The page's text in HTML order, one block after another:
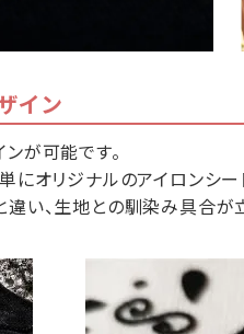
イン
が可能です。
にオリジナルのアイロンシー
違い、生地との馴染み具合